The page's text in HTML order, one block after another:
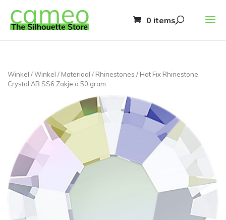
0 items
Winkel /Winkel / Materiaal / Rhinestones / Hot Fix Rhinestone
Crystal AB SS6 Zakje a 50 gram